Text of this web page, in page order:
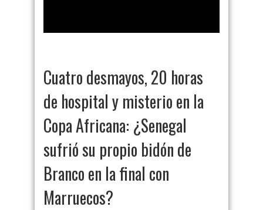
Cuatro desmayos, 20 horas
de hospital y misterio en la
Copa Africana: ¿Senegal
sufrió su propio bidón de
Branco en la final con
Marruecos?